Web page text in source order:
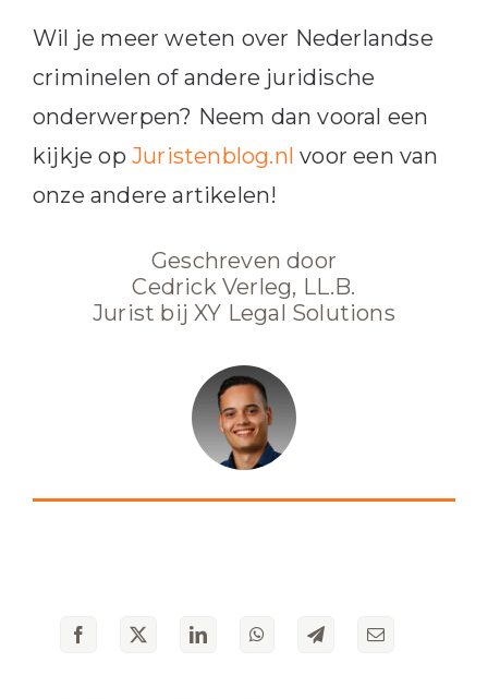
Wil je meer weten over Nederlandse
criminelen of andere juridische
onderwerpen? Neem dan vooral een
kijkje op Juristenblog.nl voor een van
onze andere artikelen!
Geschreven door
Cedrick Verleg, LL.B.
Jurist bij XY Legal Solutions